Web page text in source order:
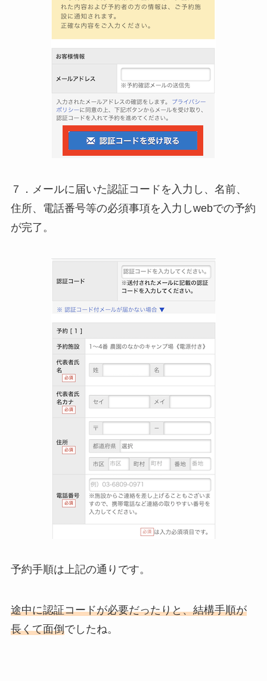
７．メールに届いた認証コードを入力し、名前、
住所、電話番号等の必須事項を入力しwebでの予約
が完了。
予約手順は上記の通りです。
途中に認証コードが必要だったりと、結構手順が
長くて面倒でしたね。